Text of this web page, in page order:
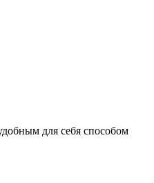
для себя способом